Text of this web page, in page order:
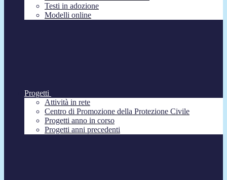
Testi in adozione
Modelli online
Progetti
Attività in rete
Centro di Promozione della Protezione Civile
Progetti anno in corso
Progetti anni precedenti